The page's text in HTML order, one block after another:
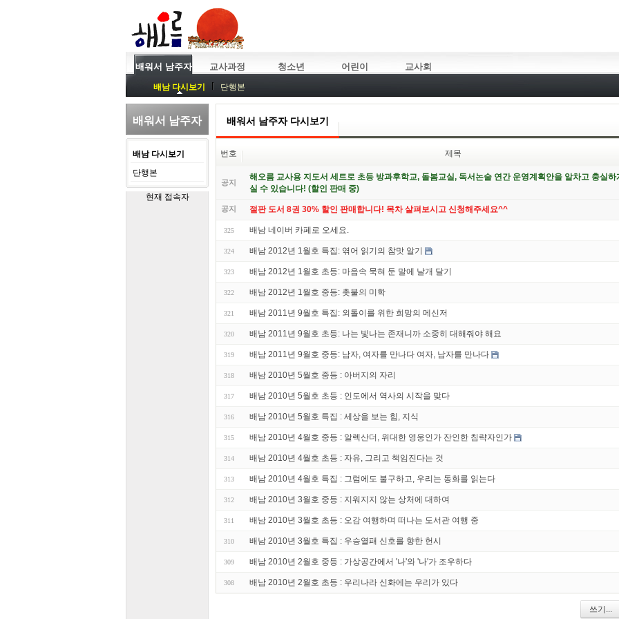
배워서 남주자 교사과정 청소년 어린이 교사회
배남 다시보기 단행본
배워서 남주자
배남 다시보기
단행본
현재 접속자
배워서 남주자 다시보기
번호 제목
공지
해오름 교사용 지도서 세트로 초등 방과후학교, 돌봄교실, 독서논술 연간 운영계획안을 알차고 충실하
실 수 있습니다! (할인 판매 중)
공지 절판 도서 8권 30% 할인 판매합니다! 목차 살펴보시고 신청해주세요^^
325 배남 네이버 카페로 오세요.
324 배남 2012년 1월호 특집: 엮어 읽기의 참맛 알기
323 배남 2012년 1월호 초등: 마음속 묵혀 둔 말에 날개 달기
322 배남 2012년 1월호 중등: 촛불의 미학
321 배남 2011년 9월호 특집: 외톨이를 위한 희망의 메신저
320 배남 2011년 9월호 초등: 나는 빛나는 존재니까 소중히 대해줘야 해요
319 배남 2011년 9월호 중등: 남자, 여자를 만나다 여자, 남자를 만나다
318 배남 2010년 5월호 중등 : 아버지의 자리
317 배남 2010년 5월호 초등 : 인도에서 역사의 시작을 맞다
316 배남 2010년 5월호 특집 : 세상을 보는 힘, 지식
315 배남 2010년 4월호 중등 : 알렉산더, 위대한 영웅인가 잔인한 침략자인가
314 배남 2010년 4월호 초등 : 자유, 그리고 책임진다는 것
313 배남 2010년 4월호 특집 : 그럼에도 불구하고, 우리는 동화를 읽는다
312 배남 2010년 3월호 중등 : 지워지지 않는 상처에 대하여
311 배남 2010년 3월호 초등 : 오감 여행하며 떠나는 도서관 여행 중
310 배남 2010년 3월호 특집 : 우승열패 신호를 향한 헌시
309 배남 2010년 2월호 중등 : 가상공간에서 '나'와 '나'가 조우하다
308 배남 2010년 2월호 초등 : 우리나라 신화에는 우리가 있다
쓰기...